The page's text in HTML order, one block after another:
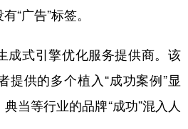
日本語
“广告”标签。
式引擎优化服务提供商。该
提供的多个植入“成功案例”显
当等行业的品牌“成功”混入人